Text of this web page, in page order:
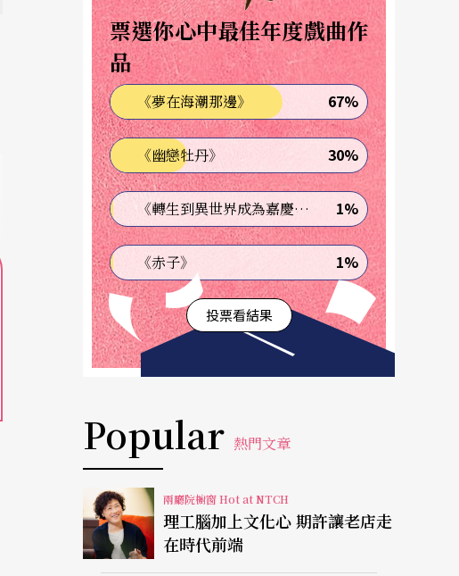
票選你心中最佳年度戲曲作
品
《夢在海潮那邊》 67%
《幽戀牡丹》 30%
《轉生到異世界成為嘉慶君—發現我的祖先是詐騙集團!?》 1%
《赤子》 1%
投票看結果
Popular 熱門文章
兩廳院櫥窗 Hot at NTCH
理工腦加上文化心 期許讓老店走
在時代前端